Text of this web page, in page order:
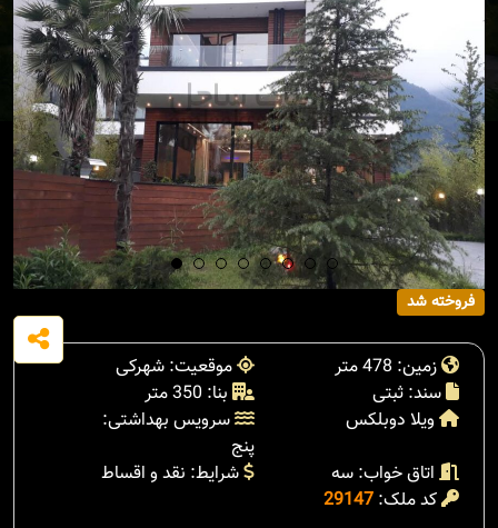
فروخته شد
زمین: 478 متر
موقعیت: شهرکی
سند: ثبتی
بنا: 350 متر
ویلا دوبلکس
سرویس بهداشتی:
پنج
اتاق خواب: سه
شرایط: نقد و اقساط
کد ملک: 29147